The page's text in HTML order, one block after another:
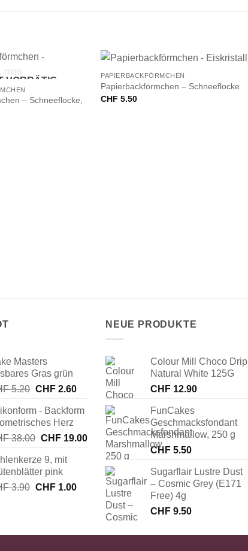
VORRÄTIG
– Schneeflocke,
+
PAPIERBACKFÖRMCHEN
Papierbackförmchen – Schneeflocke
CHF 5.50
Masters
Gras grün
5.20 Ursprünglicher
war:
CHF 5.20
CHF2.60Aktueller
ist:
CHF 2.60.
- Backform
Herz
38.00 Ursprünglicher
war:
CHF 38.00
CHF19.00Aktueller
Preis
CHF 19.00.
9, mit
pink
3.90 Ursprünglicher
CHF1.00Aktueller
NEUE PRODUKTE
Colour Mill Choco Drip
Natural White 125G
CHF 12.90
FunCakes
Geschmacksfondant
Marshmallow, 250 g
CHF 5.50
Sugarflair Lustre Dust
– Cosmic Grey (E171
Free) 4g
CHF 9.50